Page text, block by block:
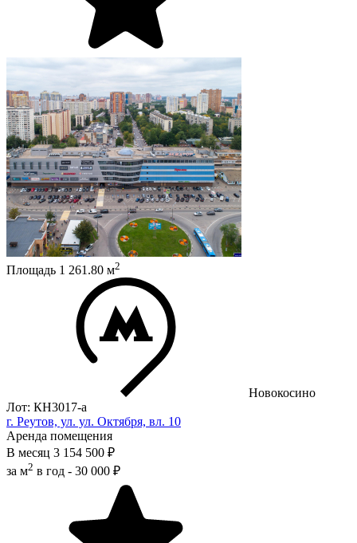
Площадь 1 261.80 м2
Новокосино
Лот: КН3017-a
г. Реутов, ул. ул. Октября, вл. 10
Аренда помещения
В месяц 3 154 500 ₽
за м2 в год - 30 000 ₽